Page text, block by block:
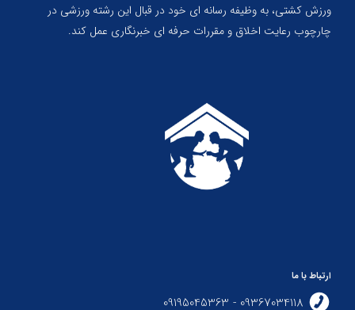
ورزش کشتی، به وظیفه رسانه ای خود در قبال این رشته ورزشی در
چارچوب رعایت اخلاق و مقررات حرفه ای خبرنگاری عمل کند.
ارتباط با ما
09367034118 - 09195045363